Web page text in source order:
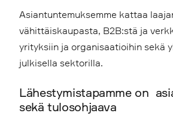
Asiantuntemuksemme kattaa
vähittäiskaupasta, B2B:stä ja
yrityksiin ja organisaatioihin sekä
julkisella sektorilla.
Lähestymistapamme on
sekä tulosohjaava